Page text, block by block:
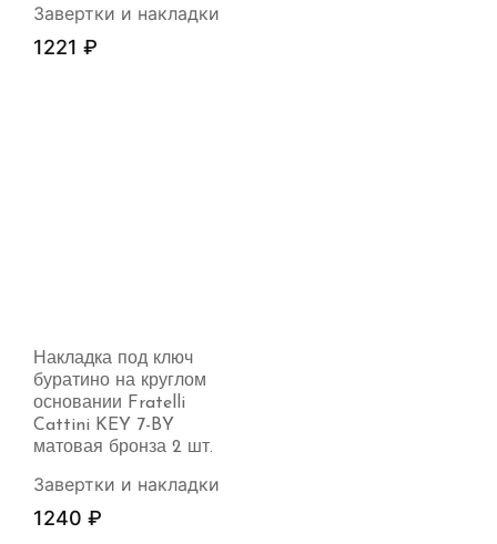
Завертки и накладки
1221 ₽
Накладка под ключ
буратино на круглом
основании Fratelli
Cattini KEY 7-BY
матовая бронза 2 шт.
Завертки и накладки
1240 ₽